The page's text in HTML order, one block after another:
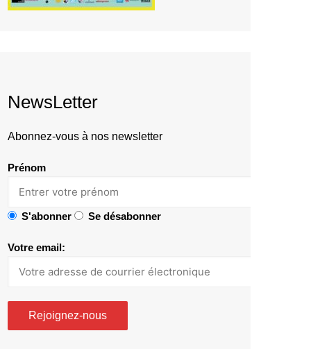
NewsLetter
Abonnez-vous à nos newsletter
Prénom
S'abonner Se désabonner
Votre email: